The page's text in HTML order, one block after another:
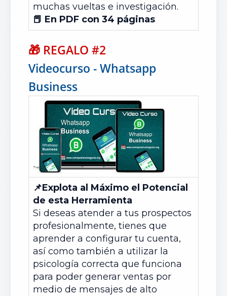
muchas vueltas e investigación.
📕 En PDF con 34 páginas
🎁 REGALO #2
Videocurso - Whatsapp
Business
📌Explota al Máximo el Potencial
de esta Herramienta
Si deseas atender a tus prospectos
profesionalmente, tienes que
aprender a configurar tu cuenta,
así como también a utilizar la
psicología correcta que funciona
para poder generar ventas por
medio de mensajes de alto